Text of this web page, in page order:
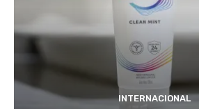
INTERNACIONAL